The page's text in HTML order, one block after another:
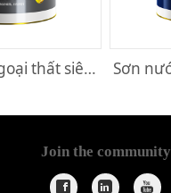
Sơn nước ngoại thất siêu chống chọi thời với tiết
Join the community